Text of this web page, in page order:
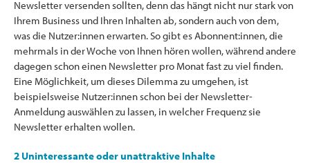
Newsletter versenden sollten, denn das hängt nicht nur stark von
Ihrem Business und Ihren Inhalten ab, sondern auch von dem,
was die Nutzer:innen erwarten. So gibt es Abonnent:innen, die
mehrmals in der Woche von Ihnen hören wollen, während andere
dagegen schon einen Newsletter pro Monat fast zu viel finden.
Eine Möglichkeit, um dieses Dilemma zu umgehen, ist
beispielsweise Nutzer:innen schon bei der Newsletter-
Anmeldung auswählen zu lassen, in welcher Frequenz sie
Newsletter erhalten wollen.
2 Uninteressante oder unattraktive Inhalte